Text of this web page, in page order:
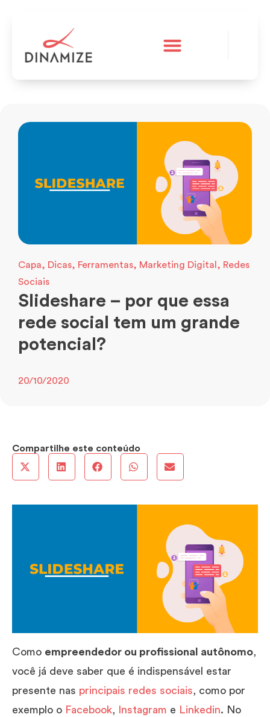
Capa, Dicas, Ferramentas, Marketing Digital , Redes
Sociais
Slideshare – por que essa
rede social tem um grande
potencial?
20/10/2020
Compartilhe este conteúdo
Como empreendedor ou profissional autônomo,
você já deve saber que é indispensável estar
presente nas principais redes sociais, como por
exemplo o Facebook, Instagram e Linkedin. No